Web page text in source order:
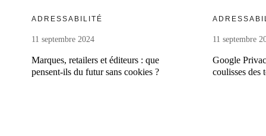
ADRESSABILITÉ
11 septembre 2024
Marques, retailers et éditeurs : que
pensent-ils du futur sans cookies ?
11 septembre
Google
coulisses des